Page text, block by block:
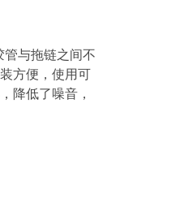
管与拖链之间不
方便，使用可
降低了噪音，